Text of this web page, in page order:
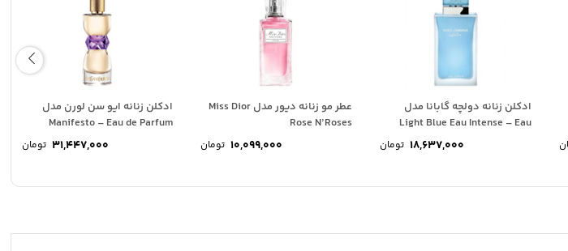
ادکلن زنانه دولچه گابانا مدل
Light Blue Eau Intense – Eau
18,637,000 تومان
عطر مو زنانه دیور مدل Miss Dior
Rose N’Roses
10,099,000 تومان
ادکلن زنانه ایو سن لورن مدل
Manifesto – Eau de Parfum
31,447,000 تومان